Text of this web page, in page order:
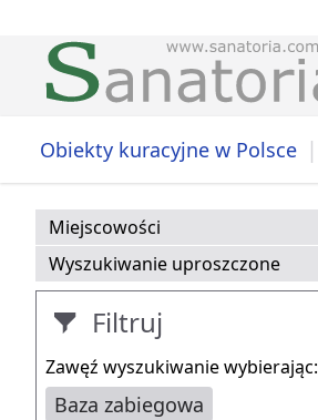
Obiekty kuracyjne w Polsce |
Miejscowości
Wyszukiwanie uproszczone
Filtruj
Zawęź wyszukiwanie wybierając:
Baza zabiegowa